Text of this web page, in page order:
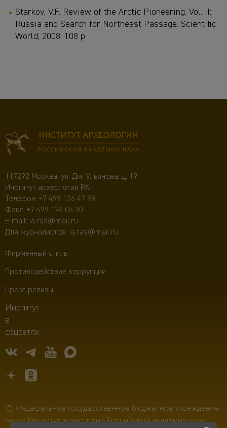
Starkov, V.F. Review of the Arctic Pioneering. Vol. II:
Russia and Search for Northeast Passage. Scientific
World, 2008. 108 р.
117292 Москва, ул. Дм. Ульянова, д. 19,
Институт археологии РАН
Телефон: +7 499 126 47 98
Факс: +7 499 126 06 30
E-mail: ia.ras@mail.ru
Для журналистов: ia.ras@mail.ru
Фирменный стиль
Противодействие коррупции
Пресс-релизы
Институт
в
соцсетях
© Федеральное государственное бюджетное учреждение
науки Институт археологии Российской академии наук,